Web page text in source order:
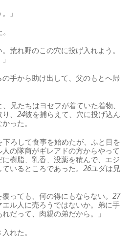
」
荒れ野のこの穴に投げ入れよう。
手から助け出して、父のもとへ帰
兄たちはヨセフが着ていた着物、
り、24彼を捕らえて、穴に投げ込ん
った。
ろして食事を始めたが、ふと目を
の隊商がギレアドの方からやって
樹脂、乳香、没薬を積んで、エジ
いるところであった。26ユダは兄
覆っても、何の得にもならない。27
ル人に売ろうではないか。弟に手
だって、肉親の弟だから。」
れた。